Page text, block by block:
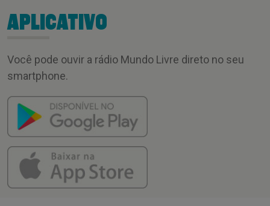
APLICATIVO
Você pode ouvir a rádio Mundo Livre direto no seu
smartphone.